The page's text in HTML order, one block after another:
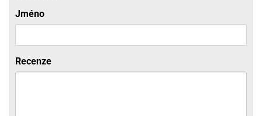
Jméno
Recenze